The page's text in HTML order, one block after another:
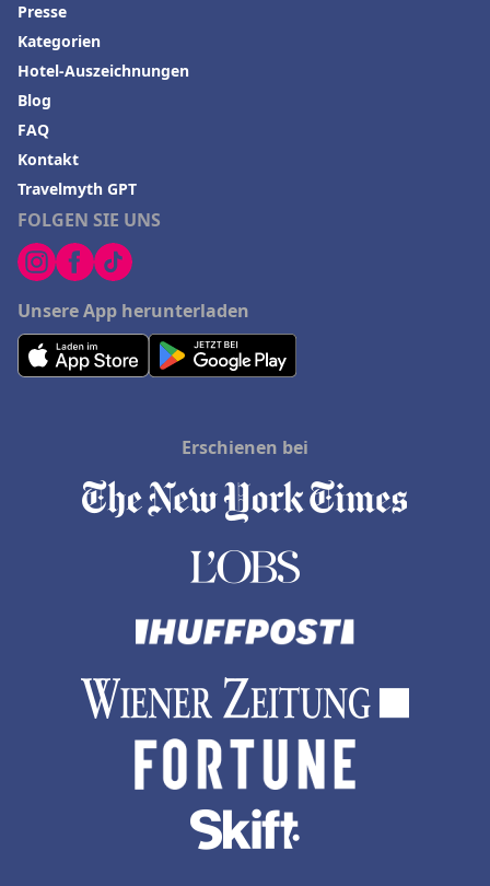
FOLGEN SIE UNS
Unsere App herunterladen
Presse
Kategorien
Hotel-Auszeichnungen
Blog
FAQ
Kontakt
Travelmyth GPT
Erschienen bei